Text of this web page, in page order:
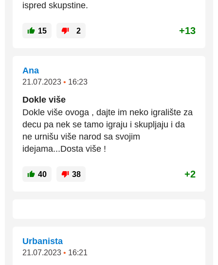
ispred skupstine.
15 2 +13
Ana
21.07.2023 • 16:23
Dokle više
Dokle više ovoga , dajte im neko igralište za
decu pa nek se tamo igraju i skupljaju i da
ne urnišu više narod sa svojim
idejama...Dosta više !
40 38 +2
Urbanista
21.07.2023 • 16:21